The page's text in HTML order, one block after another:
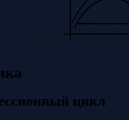
цикл